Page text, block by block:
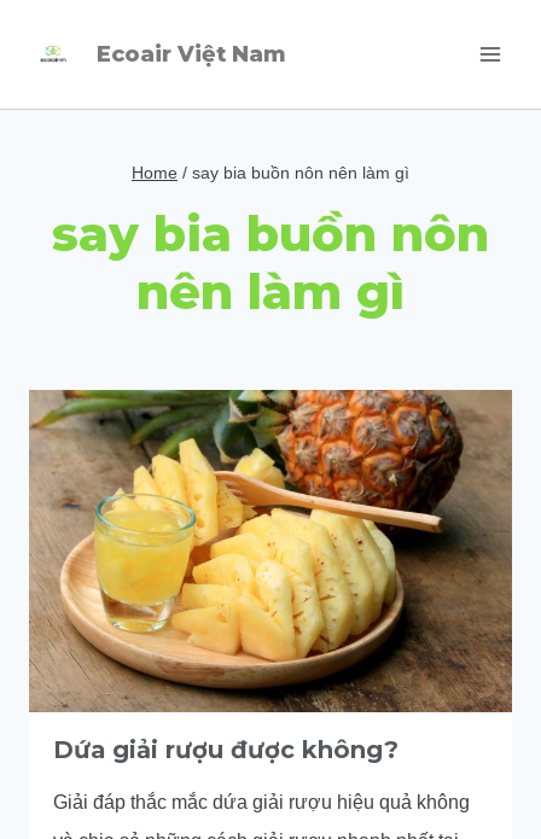
Ecoair Việt Nam
Home / say bia buồn nôn nên làm gì
say bia buồn nôn
nên làm gì
Dứa giải rượu được không?
Giải đáp thắc mắc dứa giải rượu hiệu quả không